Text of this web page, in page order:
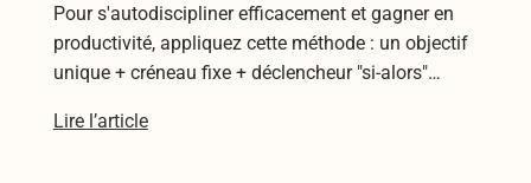
Pour s'autodiscipliner efficacement et gagner en
productivité, appliquez cette méthode : un objectif
unique + créneau fixe + déclencheur "si-alors"…
Lire l’article